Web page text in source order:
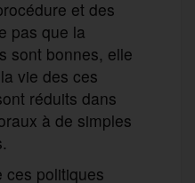
et des
pas que la
sont bonnes, elle
vie des ces
réduits dans
à de simples
ces politiques